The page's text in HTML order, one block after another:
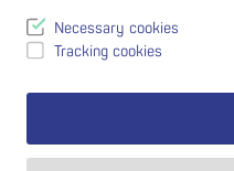
Necessary cookies
Tracking cookies